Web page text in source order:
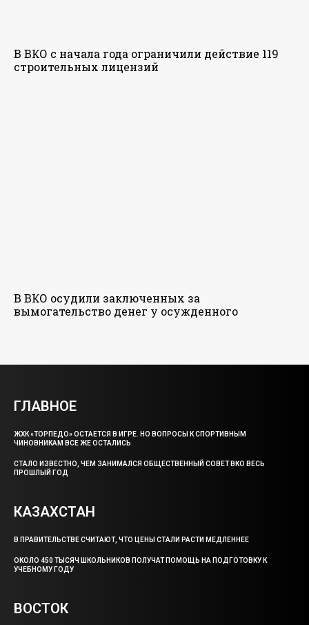
В ВКО с начала года ограничили действие 119
строительных лицензий
В ВКО осудили заключенных за
вымогательство денег у осужденного
ГЛАВНОЕ
ЖХК «ТОРПЕДО» ОСТАЕТСЯ В ИГРЕ. НО ВОПРОСЫ К СПОРТИВНЫМ
ЧИНОВНИКАМ ВСЕ ЖЕ ОСТАЛИСЬ
СТАЛО ИЗВЕСТНО, ЧЕМ ЗАНИМАЛСЯ ОБЩЕСТВЕННЫЙ СОВЕТ ВКО ВЕСЬ
ПРОШЛЫЙ ГОД
КАЗАХСТАН
В ПРАВИТЕЛЬСТВЕ СЧИТАЮТ, ЧТО ЦЕНЫ СТАЛИ РАСТИ МЕДЛЕННЕЕ
ОКОЛО 450 ТЫСЯЧ ШКОЛЬНИКОВ ПОЛУЧАТ ПОМОЩЬ НА ПОДГОТОВКУ К
УЧЕБНОМУ ГОДУ
ВОСТОК